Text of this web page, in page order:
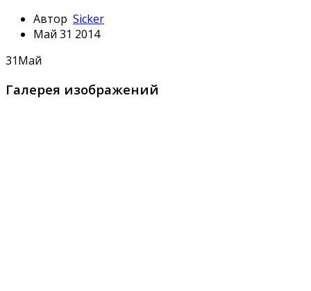
Автор Sicker
Май 31 2014
31Май
Галерея изображений